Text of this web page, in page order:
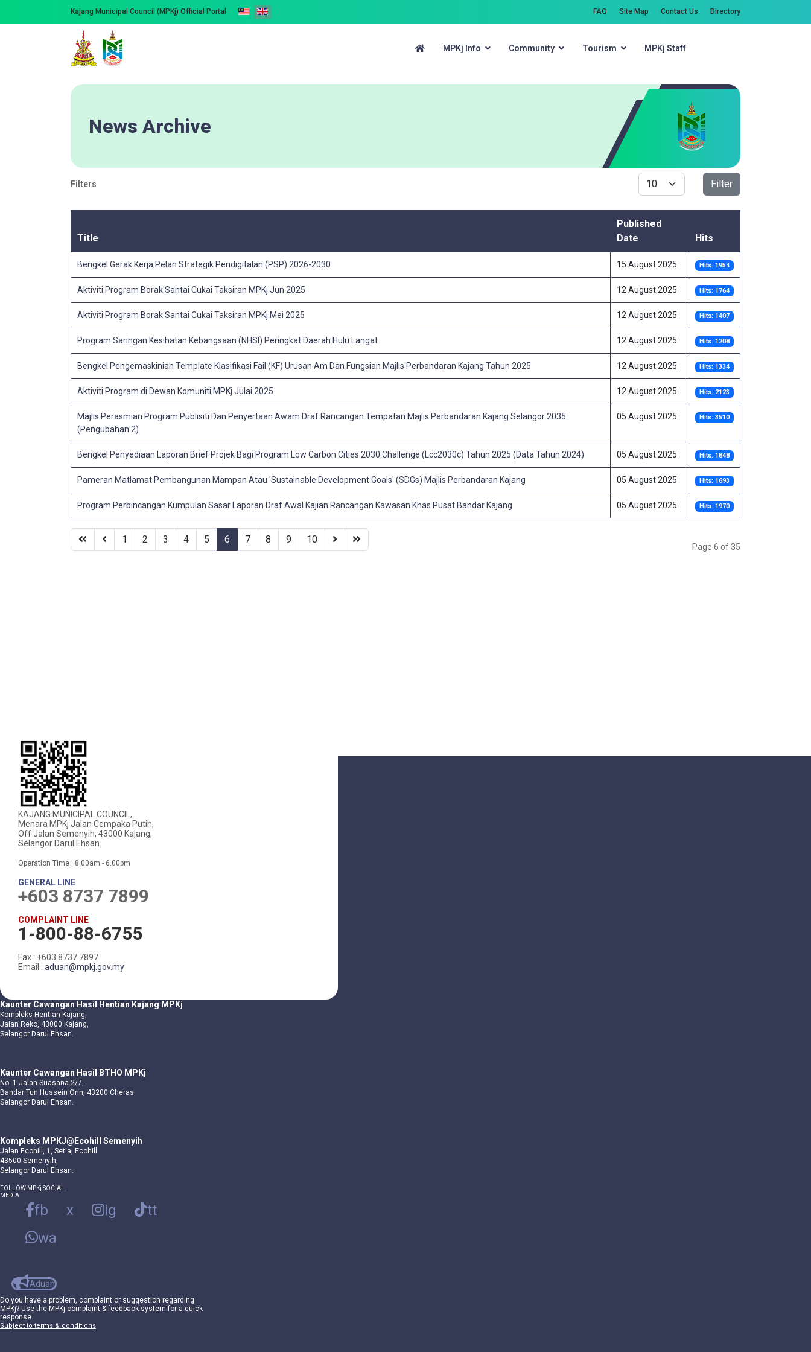
Kajang Municipal Council (MPKj) Official Portal FAQ Site Map Contact Us Directory
MPKj Info Community Tourism MPKj Staff
News Archive
Filters
Display # Filter
Title
Published
Date
Hits
Bengkel Gerak Kerja Pelan Strategik Pendigitalan (PSP) 2026-2030 15 August 2025 Hits: 1954
Aktiviti Program Borak Santai Cukai Taksiran MPKj Jun 2025 12 August 2025 Hits: 1764
Aktiviti Program Borak Santai Cukai Taksiran MPKj Mei 2025 12 August 2025 Hits: 1407
Program Saringan Kesihatan Kebangsaan (NHSI) Peringkat Daerah Hulu Langat 12 August 2025 Hits: 1208
Bengkel Pengemaskinian Template Klasifikasi Fail (KF) Urusan Am Dan Fungsian Majlis Perbandaran Kajang Tahun 2025 12 August 2025 Hits: 1334
Aktiviti Program di Dewan Komuniti MPKj Julai 2025 12 August 2025 Hits: 2123
Majlis Perasmian Program Publisiti Dan Penyertaan Awam Draf Rancangan Tempatan Majlis Perbandaran Kajang Selangor 2035
(Pengubahan 2)
05 August 2025 Hits: 3510
Bengkel Penyediaan Laporan Brief Projek Bagi Program Low Carbon Cities 2030 Challenge (Lcc2030c) Tahun 2025 (Data Tahun 2024) 05 August 2025 Hits: 1848
Pameran Matlamat Pembangunan Mampan Atau 'Sustainable Development Goals' (SDGs) Majlis Perbandaran Kajang 05 August 2025 Hits: 1693
Program Perbincangan Kumpulan Sasar Laporan Draf Awal Kajian Rancangan Kawasan Khas Pusat Bandar Kajang 05 August 2025 Hits: 1970
1 2 3 4 5 6 7 8 9 10
Page 6 of 35
KAJANG MUNICIPAL COUNCIL,
Menara MPKj Jalan Cempaka Putih,
Off Jalan Semenyih, 43000 Kajang,
Selangor Darul Ehsan.
Operation Time : 8.00am - 6.00pm
GENERAL LINE
+603 8737 7899
COMPLAINT LINE
1-800-88-6755
Fax : +603 8737 7897
Email : aduan@mpkj.gov.my
Kaunter Cawangan Hasil Hentian Kajang MPKj
Kompleks Hentian Kajang,
Jalan Reko, 43000 Kajang,
Selangor Darul Ehsan.
Kaunter Cawangan Hasil BTHO MPKj
No. 1 Jalan Suasana 2/7,
Bandar Tun Hussein Onn, 43200 Cheras.
Selangor Darul Ehsan.
Kompleks MPKJ@Ecohill Semenyih
Jalan Ecohill, 1, Setia, Ecohill
43500 Semenyih,
Selangor Darul Ehsan.
FOLLOW MPKj SOCIAL
MEDIA
fb x ig
tt
wa
Aduan
Do you have a problem, complaint or suggestion regarding
MPKj? Use the MPKj complaint & feedback system for a quick
response.
Subject to terms & conditions